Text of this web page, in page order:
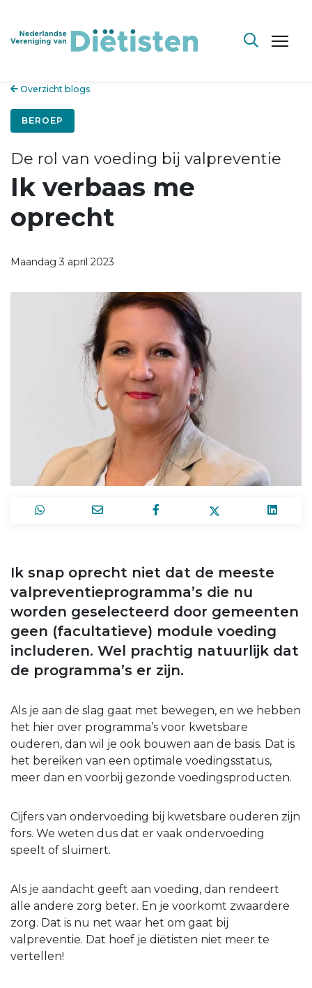
Overzicht blogs
BEROEP
De rol van voeding bij valpreventie
Ik verbaas me
oprecht
Maandag 3 april 2023
Ik snap oprecht niet dat de meeste
valpreventieprogramma’s die nu
worden geselecteerd door gemeenten
geen (facultatieve) module voeding
includeren. Wel prachtig natuurlijk dat
de programma’s er zijn.
Als je aan de slag gaat met bewegen, en we hebben
het hier over programma’s voor kwetsbare
ouderen, dan wil je ook bouwen aan de basis. Dat is
het bereiken van een optimale voedingsstatus,
meer dan en voorbij gezonde voedingsproducten.
Cijfers van ondervoeding bij kwetsbare ouderen zijn
fors. We weten dus dat er vaak ondervoeding
speelt of sluimert.
Als je aandacht geeft aan voeding, dan rendeert
alle andere zorg beter. En je voorkomt zwaardere
zorg. Dat is nu net waar het om gaat bij
valpreventie. Dat hoef je diëtisten niet meer te
vertellen!